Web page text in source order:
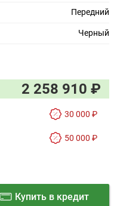
Передний
Черный
2 258 910 ₽
30 000 ₽
50 000 ₽
Купить в кредит